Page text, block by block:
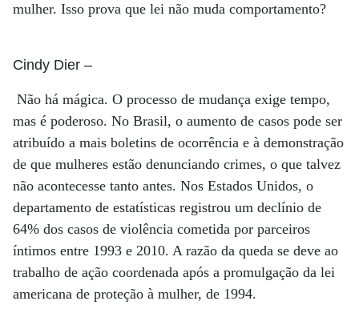
mulher. Isso prova que lei não muda comportamento?
Cindy Dier –
Não há mágica. O processo de mudança exige tempo,
mas é poderoso. No Brasil, o aumento de casos pode ser
atribuído a mais boletins de ocorrência e à demonstração
de que mulheres estão denunciando crimes, o que talvez
não acontecesse tanto antes. Nos Estados Unidos, o
departamento de estatísticas registrou um declínio de
64% dos casos de violência cometida por parceiros
íntimos entre 1993 e 2010. A razão da queda se deve ao
trabalho de ação coordenada após a promulgação da lei
americana de proteção à mulher, de 1994.